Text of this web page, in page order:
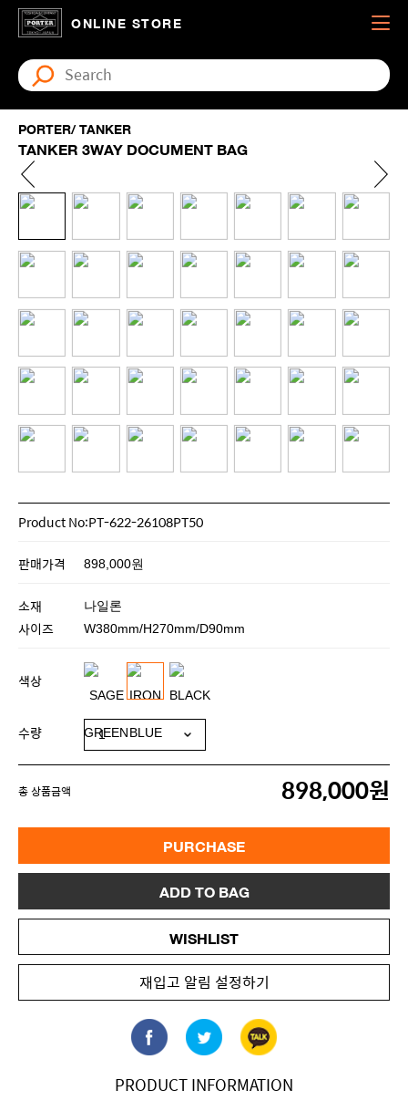
ONLINE STORE
PORTER/ TANKER
TANKER 3WAY DOCUMENT BAG
Product No:PT-622-26108PT50
판매가격 898,000원
소재 나일론
사이즈 W380mm/H270mm/D90mm
색상
수량
총 상품금액 898,000원
PURCHASE
ADD TO BAG
WISHLIST
재입고 알림 설정하기
PRODUCT INFORMATION